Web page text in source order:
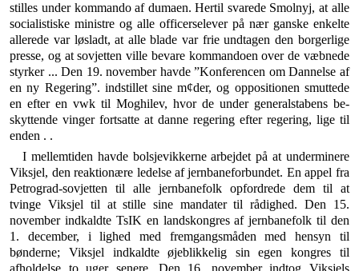
stilles under kommando af dumaen. Hertil svarede Smolnyj, at alle
socialistiske ministre og alle officerselever på nær ganske enkelte
allerede var løsladt, at alle blade var frie undtagen den borgerlige
presse, og at sovjetten ville bevare komman­doen over de væbnede
styrker ... Den 19. november havde ”Konferencen om Dannelse af
en ny Regering”. indstillet sine m¢der, og oppositionen smuttede
en efter en vwk til Moghilev, hvor de under generalstabens be­
skyttende vinger fortsatte at danne regering efter rege­ring, lige til
enden . .
I mellemtiden havde bolsjevikkerne arbejdet på at underminere
Viksjel, den reaktionære ledelse af jern­baneforbundet. En appel fra
Petrograd-sovjetten til alle jernbanefolk opfordrede dem til at
tvinge Viksjel til at stille sine mandater til rådighed. Den 15.
november ind­kaldte TsIK en landskongres af jernbanefolk til den
1. december, i lighed med fremgangsmåden med hensyn til
bønderne; Viksjel indkaldte øjeblikkelig sin egen kon­gres til
afholdelse to uger senere. Den 16. november ind­tog Viksjels